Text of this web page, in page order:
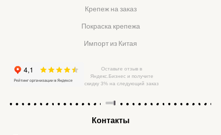
Крепеж на заказ
Покраска крепежа
Импорт из Китая
Оставьте отзыв в
Яндекс.Бизнес и получите
скидку 3% на следующий заказ
Контакты